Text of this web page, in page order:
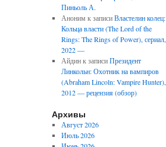
Пиньоль А.
Аноним к записиВластелин колец:
Кольца власти (The Lord of the
Rings: The Rings of Power), сериал,
2022 —
Айдинк записиПрезидент
Линкольн: Охотник на вампиров
(Abraham Lincoln: Vampire Hunter),
2012 — рецензия (обзор)
Архивы
Август 2026
Июль 2026